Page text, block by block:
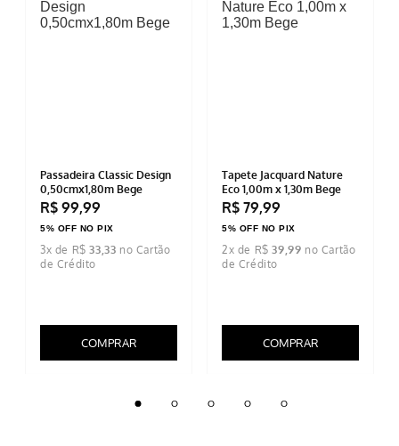
ESCREVER AVALIAÇÃO
Passadeira Classic Design
Tapete Jacquard Nature